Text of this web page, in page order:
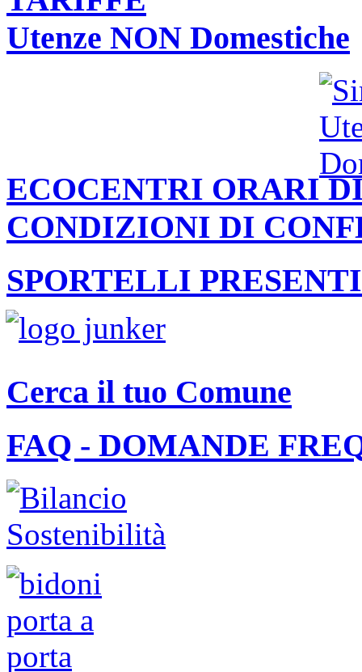
Utenze NON Domestiche
ECOCENTRI ORARI
CONDIZIONI DI
SPORTELLI
Cerca il tuo Comune
FAQ - DOMANDE